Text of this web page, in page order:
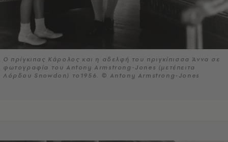
Ο πρίγκιπας Κάρολος και η αδελφή του πριγκίπισσα Άννα σε
φωτογραφία του Antony Armstrong-Jones (μετέπειτα
Λόρδου Snowdon) το1956. © Antony Armstrong-Jones